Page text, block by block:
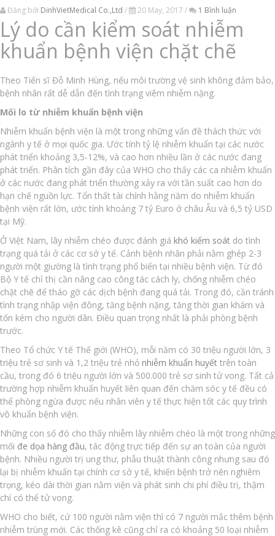
Đăng bởi DinhVietMedical Co.,Ltd / 20 May, 2017 / 1 Bình luận
Lý do cần kiểm soát nhiễm
khuẩn bệnh viện chặt chẽ
Theo Tiến sĩ Đỗ Minh Hùng, nếu môi trường vệ sinh không đảm bảo,
bệnh nhân rất dễ dẫn đến tình trạng viêm nhiễm nặng.
Mối lo từ nhiễm khuẩn bệnh viện
Nhiễm khuẩn bệnh viện là một trong những vấn đề thách thức với
ngành y tế ở mọi quốc gia. Ước tính tỷ lệ nhiễm khuẩn tại các nước
phát triển khoảng 3,5-12%, và cao hơn nhiều lần ở các nước đang
phát triển. Phân tích gần đây của WHO cho thấy các ca nhiễm khuẩn
ở các nước đang phát triển thường xảy ra với tần suất cao hơn do
hạn chế nguồn lực. Tổn thất tài chính hằng năm do nhiễm khuẩn
bệnh viện rất lớn, ước tính khoảng 7 tỷ Euro ở châu Âu và 6,5 tỷ USD
tại Mỹ.
Ở Việt Nam, lây nhiễm chéo được đánh giá khó kiểm soát do tình
trạng quá tải ở các cơ sở y tế. Cảnh bệnh nhân phải nằm ghép 2-3
người một giường là tình trạng phổ biến tại nhiều bệnh viện. Từ đó
Bộ Y tế chỉ thị cần nâng cao công tác cách ly, chống nhiễm chéo
chặt chẽ để tháo gỡ các dịch bệnh đang quá tải. Trong đó, cần tránh
tình trạng nhập viện đông, tăng bệnh nặng, tăng thời gian khám và
tốn kém cho người dân. Điều quan trọng nhất là phải phòng bệnh
trước.
Theo Tổ chức Y tế Thế giới (WHO), mỗi năm có 30 triệu người lớn, 3
triệu trẻ sơ sinh và 1,2 triệu trẻ nhỏ nhiễm khuẩn huyết trên toàn
cầu, trong đó 6 triệu người lớn và 500.000 trẻ sơ sinh tử vong. Tất cả
trường hợp nhiễm khuẩn huyết liên quan đến chăm sóc y tế đều có
thể phòng ngừa được nếu nhân viên y tế thực hiện tốt các quy trình
vô khuẩn bệnh viện.
Những con số đó cho thấy nhiễm lây nhiễm chéo là một trong những
mối đe dọa hàng đầu, tác động trực tiếp đến sự an toàn của người
bệnh. Nhiều người trị ung thư, phẫu thuật thành công nhưng sau đó
lại bị nhiễm khuẩn tại chính cơ sở y tế, khiến bệnh trở nên nghiêm
trọng, kéo dài thời gian nằm viện và phát sinh chi phí điều trị, thậm
chí có thể tử vong.
WHO cho biết, cứ 100 người nằm viện thì có 7 người mắc thêm bệnh
nhiễm trùng mới. Các thống kê cũng chỉ ra có khoảng 50 loại nhiễm